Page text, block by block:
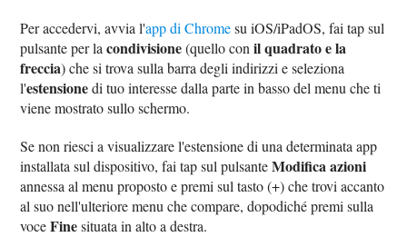
Per accedervi, avvia l'app di Chromesu iOS/iPadOS, fai tap sul
pulsante per lacondivisione(quello conil quadrato e la
freccia) che si trova sulla barra degli indirizzi e seleziona
l'estensionedi tuo interesse dalla parte in basso del menu che ti
viene mostrato sullo schermo.
Se non riesci a visualizzare l'estensione di una determinata app
installata sul dispositivo, fai tap sul pulsanteModifica azioni
annessa al menu proposto e premi sul tasto (+) che trovi accanto
al suo nell'ulteriore menu che compare, dopodiché premi sulla
voceFinesituata in alto a destra.